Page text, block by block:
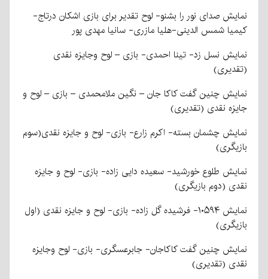
نمایش صدای نور را بشنو- لوح تقدیر برای بازی اشکان درتاج-
کیمیا شمس الدینی-هلیا مازری- سانیا مهدی پور
نمایش نسل زد- تینا احمدی- بازی – لوح وجایزه نقدی
(تقدیری)
نمایش چنین گفت کاکا جان – نگین ملامحمدی – بازی – لوح و
جایزه نقدی (تقدیری)
نمایش چشمان بسته- اکرم زارع- بازی- لوح و جایزه نقدی(سوم
بازیگری)
نمایش طلوع خورشید- سعیده دایی زاده- بازی- لوح و جایزه
نقدی (دوم بازیگری)
نمایش ۱۰۵۹۴- فرشیده گل زاده- بازی- لوح و جایزه نقدی (اول
بازیگری)
نمایش چنین گفت کاکاجان- جابرعسگری- بازی- لوح وجایزه
نقدی (تقدیری)